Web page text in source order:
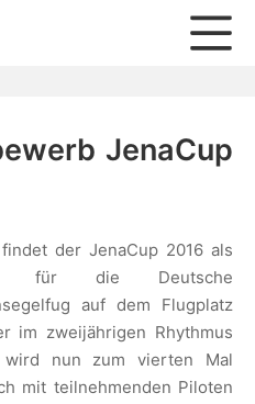
Zeiss Jena
JenaCup
der JenaCup 2016 als
für die Deutsche
auf dem Flugplatz
im zweijährigen Rhythmus
wird nun zum vierten Mal
mit teilnehmenden Piloten